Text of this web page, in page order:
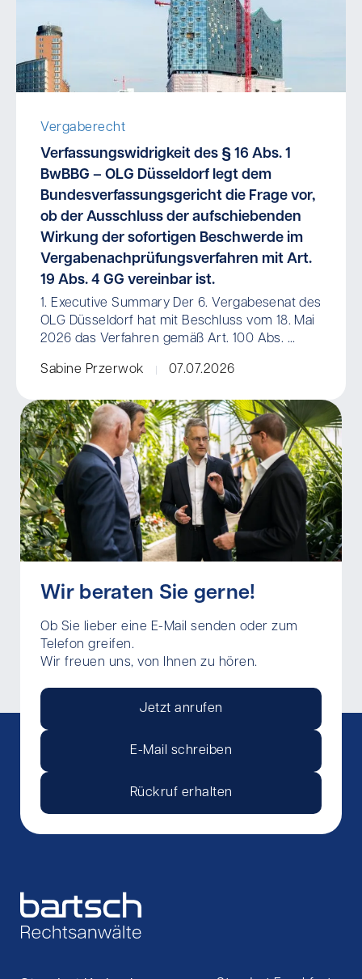
Vergaberecht
Verfassungswidrigkeit des § 16 Abs. 1
BwBBG – OLG Düsseldorf legt dem
Bundesverfassungsgericht die Frage vor,
ob der Ausschluss der aufschiebenden
Wirkung der sofortigen Beschwerde im
Vergabenachprüfungsverfahren mit Art.
19 Abs. 4 GG vereinbar ist.
1. Executive Summary Der 6. Vergabesenat des
OLG Düsseldorf hat mit Beschluss vom 18. Mai
2026 das Verfahren gemäß Art. 100 Abs. ...
Sabine Przerwok 07.07.2026
Wir beraten Sie gerne!
Ob Sie lieber eine E-Mail senden oder zum
Telefon greifen.
Wir freuen uns, von Ihnen zu hören.
Jetzt anrufen
E-Mail schreiben
Rückruf erhalten